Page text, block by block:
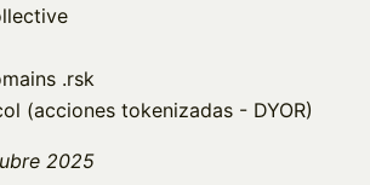
.rsk
(acciones tokenizadas - DYOR)
2025